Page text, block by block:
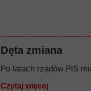
Dęta zmiana
Po latach rządów PiS
Czytaj więcej